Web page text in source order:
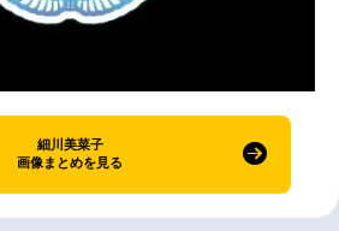
細川美菜子
画像まとめを見る